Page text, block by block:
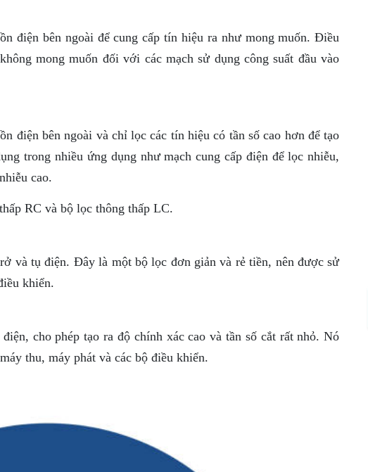
điện bên ngoài để cung cấp tín hiệu ra như mong muốn. Điều
mong muốn đối với các mạch sử dụng công suất đầu vào
điện bên ngoài và chỉ lọc các tín hiệu có tần số cao hơn để tạo
trong nhiều ứng dụng như mạch cung cấp điện để lọc nhiễu,
cao.
RC và bộ lọc thông thấp LC.
và tụ điện. Đây là một bộ lọc đơn giản và rẻ tiền, nên được sử
khiển.
cho phép tạo ra độ chính xác cao và tần số cắt rất nhỏ. Nó
thu, máy phát và các bộ điều khiển.